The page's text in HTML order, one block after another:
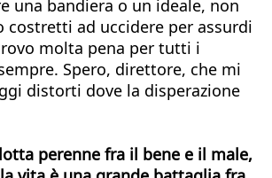
una bandiera o un ideale, non
ad uccidere per assurdi
molta pena per tutti i
Spero, direttore, che mi
distorti dove la disperazione
perenne fra il bene e il male,